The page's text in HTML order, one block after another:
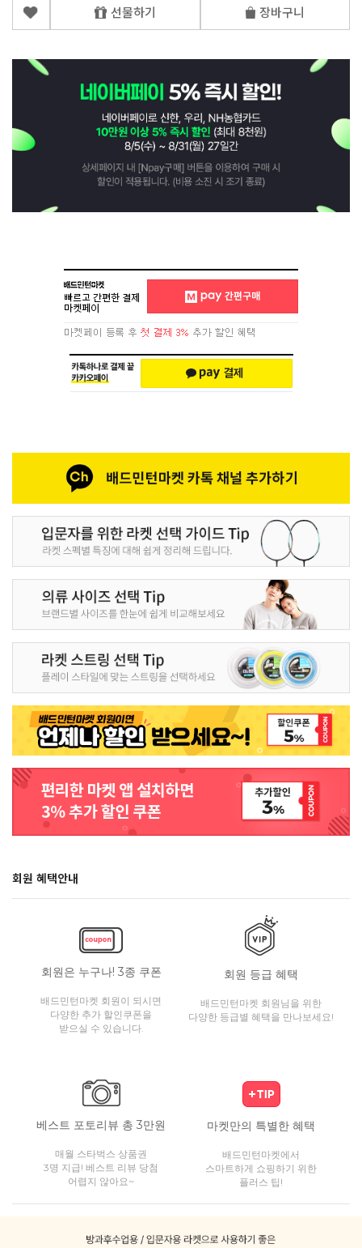
선물하기 장바구니
회원 혜택안내
회원은 누구나! 3종 쿠폰
배드민턴마켓 회원이 되시면
다양한 추가 할인쿠폰을
받으실 수 있습니다.
회원 등급 혜택
배드민턴마켓 회원님을 위한
다양한 등급별 혜택을 만나보세요!
베스트 포토리뷰 총 3만원
매월 스타벅스 상품권
3명 지급! 베스트 리뷰 당첨
어렵지 않아요~
마켓만의 특별한 혜택
배드민턴마켓에서
스마트하게 쇼핑하기 위한
플러스 팁!